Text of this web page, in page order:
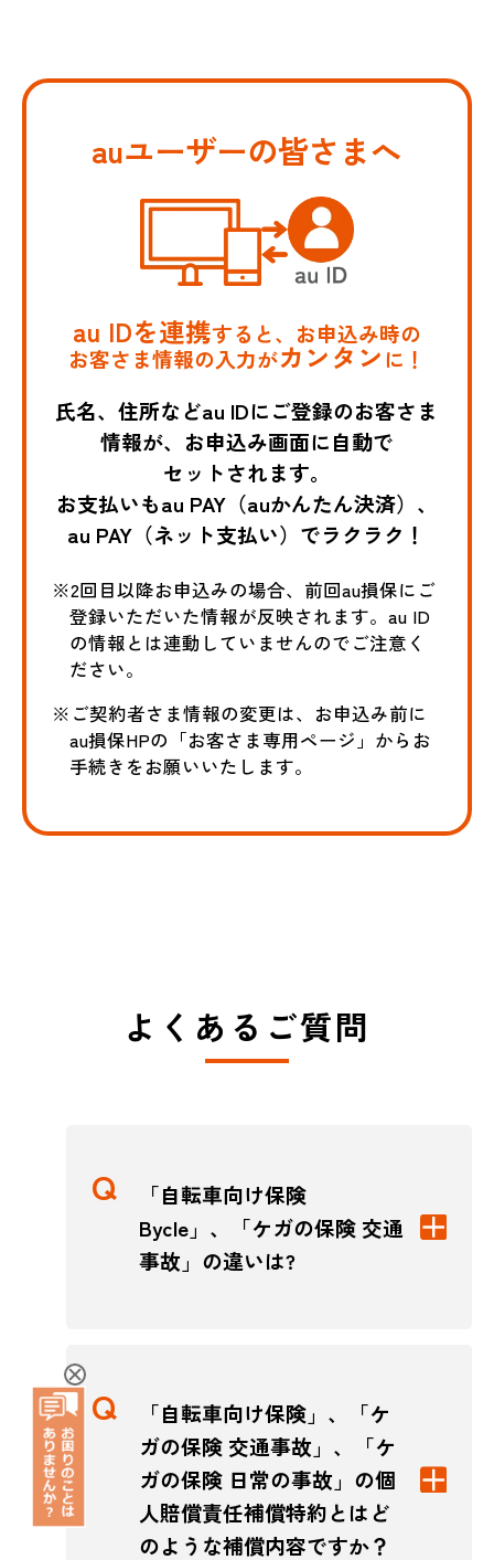
auユーザーの皆さまへ
au IDを連携すると、お申込み時の
お客さま情報の入力がカンタンに！
氏名、住所などau IDにご登録のお客さま
情報が、お申込み画面に自動で
セットされます。
お支払いもau PAY（auかんたん決済）、
au PAY（ネット支払い）でラクラク！
※2回目以降お申込みの場合、前回au損保にご
登録いただいた情報が反映されます。au ID
の情報とは連動していませんのでご注意く
ださい。
※ご契約者さま情報の変更は、お申込み前に
au損保HPの「お客さま専用ページ」からお
手続きをお願いいたします。
よくあるご質問
「自転車向け保険
Bycle」、「ケガの保険 交通
事故」の違いは?
「自転車向け保険」、「ケ
ガの保険 交通事故」、「ケ
ガの保険 日常の事故」の個
人賠償責任補償特約とはど
のような補償内容ですか？